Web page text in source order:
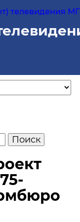
телевидения